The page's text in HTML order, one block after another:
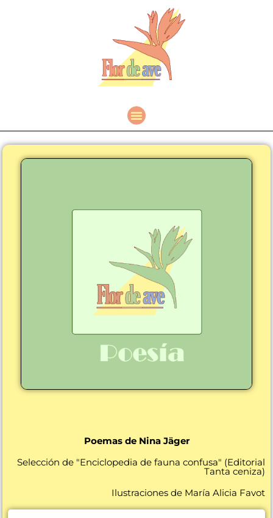
Poemas de Nina Jäger
Selección de "Enciclopedia de fauna confusa" (Editorial
Tanta ceniza)
Ilustraciones de María Alicia Favot